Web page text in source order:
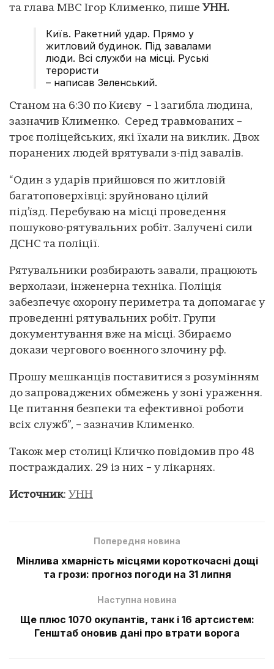
та глава МВС Ігор Клименко, пише УНН.
Київ. Ракетний удар. Прямо у
житловий будинок. Під завалами
люди. Всі служби на місці. Руські
терористи
– написав Зеленський.
Станом на 6:30 по Києву – 1 загибла людина,
зазначив Клименко. Серед травмованих –
троє поліцейських, які їхали на виклик. Двох
поранених людей врятували з-під завалів.
“Один з ударів прийшовся по житловій
багатоповерхівці: зруйновано цілий
під’їзд. Перебуваю на місці проведення
пошуково-рятувальних робіт. Залучені сили
ДСНС та поліції.
Рятувальники розбирають завали, працюють
верхолази, інженерна техніка. Поліція
забезпечує охорону периметра та допомагає у
проведенні рятувальних робіт. Групи
документування вже на місці. Збираємо
докази чергового воєнного злочину рф.
Прошу мешканців поставитися з розумінням
до запроваджених обмежень у зоні ураження.
Це питання безпеки та ефективної роботи
всіх служб”, – зазначив Клименко.
Також мер столиці Кличко повідомив про 48
постраждалих. 29 із них – у лікарнях.
Источник: УНН
Попередня новина
Мінлива хмарність місцями короткочасні дощі
та грози: прогноз погоди на 31 липня
Наступна новина
Ще плюс 1070 окупантів, танк і 16 артсистем:
Генштаб оновив дані про втрати ворога